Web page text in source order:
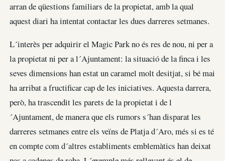
arran de qüestions familiars de la propietat, amb la qual
aquest diari ha intentat contactar les dues darreres setmanes.
L´interès per adquirir el Magic Park no és res de nou, ni per a
la propietat ni per a l´Ajuntament: la situació de la finca i les
seves dimensions han estat un caramel molt desitjat, si bé mai
ha arribat a fructificar cap de les iniciatives. Aquesta darrera,
però, ha trascendit les parets de la propietat i de l
´Ajuntament, de manera que els rumors s´han disparat les
darreres setmanes entre els veïns de Platja d´Aro, més si es té
en compte com d´altres establiments emblemàtics han deixat